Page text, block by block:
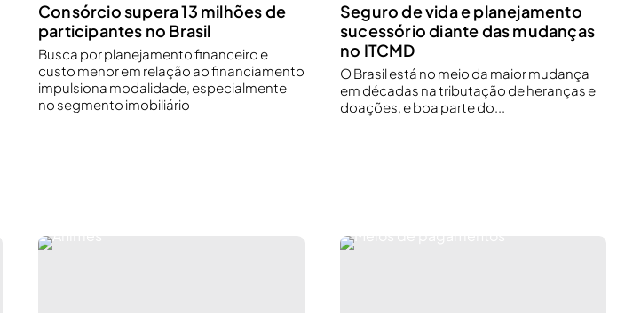
Consórcio supera 13 milhões de
participantes no Brasil
Busca por planejamento financeiro e
custo menor em relação ao financiamento
impulsiona modalidade, especialmente
no segmento imobiliário
Seguro de vida e planejamento
sucessório diante das mudanças
no ITCMD
O Brasil está no meio da maior mudança
em décadas na tributação de heranças e
doações, e boa parte do...